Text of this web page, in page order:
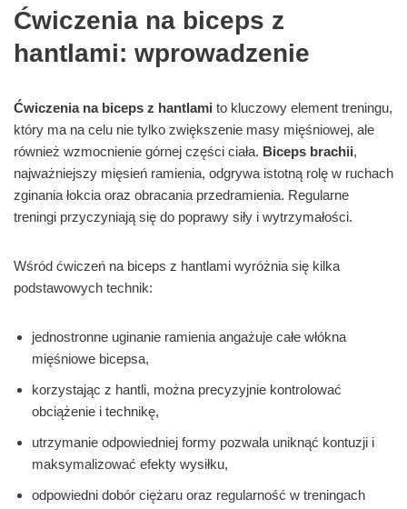
Ćwiczenia na biceps z
hantlami: wprowadzenie
Ćwiczenia na biceps z hantlami to kluczowy element treningu,
który ma na celu nie tylko zwiększenie masy mięśniowej, ale
również wzmocnienie górnej części ciała. Biceps brachii,
najważniejszy mięsień ramienia, odgrywa istotną rolę w ruchach
zginania łokcia oraz obracania przedramienia. Regularne
treningi przyczyniają się do poprawy siły i wytrzymałości.
Wśród ćwiczeń na biceps z hantlami wyróżnia się kilka
podstawowych technik:
jednostronne uginanie ramienia angażuje całe włókna
mięśniowe bicepsa,
korzystając z hantli, można precyzyjnie kontrolować
obciążenie i technikę,
utrzymanie odpowiedniej formy pozwala uniknąć kontuzji i
maksymalizować efekty wysiłku,
odpowiedni dobór ciężaru oraz regularność w treningach